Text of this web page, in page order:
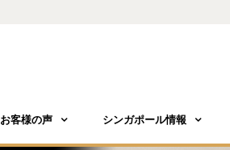
客様の声 シンガポール情報